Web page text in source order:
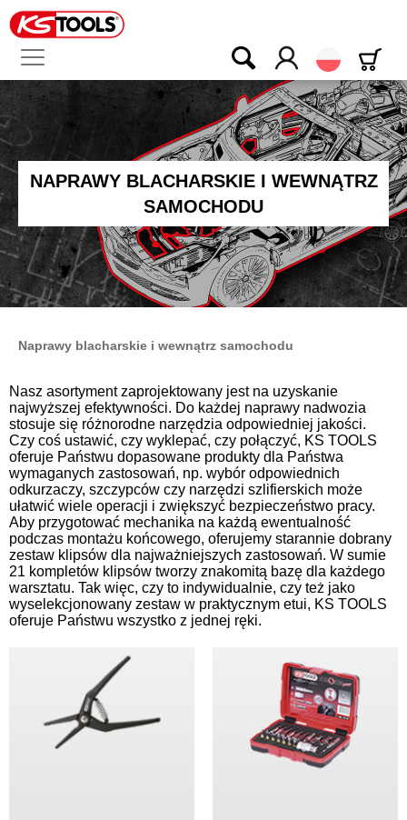
Polski
NAPRAWY BLACHARSKIE I WEWNĄTRZ
SAMOCHODU
Naprawy blacharskie i wewnątrz samochodu
Nasz asortyment zaprojektowany jest na uzyskanie
najwyższej efektywności. Do każdej naprawy nadwozia
stosuje się różnorodne narzędzia odpowiedniej jakości.
Czy coś ustawić, czy wyklepać, czy połączyć, KS TOOLS
oferuje Państwu dopasowane produkty dla Państwa
wymaganych zastosowań, np. wybór odpowiednich
odkurzaczy, szczypców czy narzędzi szlifierskich może
ułatwić wiele operacji i zwiększyć bezpieczeństwo pracy.
Aby przygotować mechanika na każdą ewentualność
podczas montażu końcowego, oferujemy starannie dobrany
zestaw klipsów dla najważniejszych zastosowań. W sumie
21 kompletów klipsów tworzy znakomitą bazę dla każdego
warsztatu. Tak więc, czy to indywidualnie, czy też jako
wyselekcjonowany zestaw w praktycznym etui, KS TOOLS
oferuje Państwu wszystko z jednej ręki.